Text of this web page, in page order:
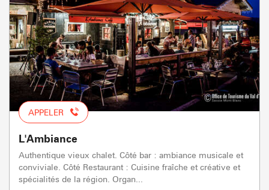
APPELER
L'Ambiance
Authentique vieux chalet. Côté bar : ambiance musicale et
conviviale. Côté Restaurant : Cuisine fraîche et créative et
spécialités de la région. Organ...